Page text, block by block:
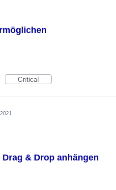
Critical
& Drop anhängen